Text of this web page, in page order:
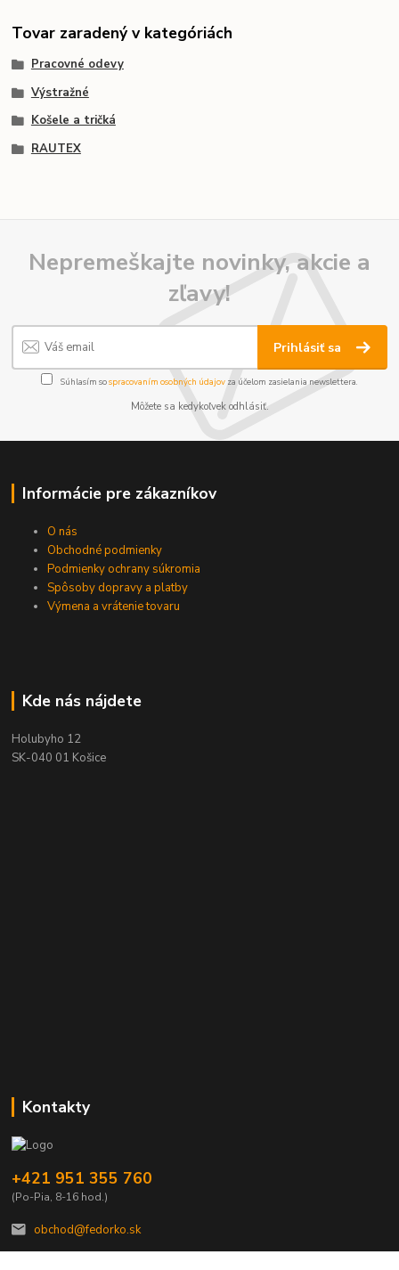
Tovar zaradený v kategóriách
Pracovné odevy
Výstražné
Košele a tričká
RAUTEX
Nepremeškajte novinky, akcie a
zľavy!
Prihlásiť sa
Súhlasím sospracovaním osobných údajov za účelom zasielania newslettera.
Môžete sa kedykoľvek odhlásiť.
Informácie pre zákazníkov
O nás
Obchodné podmienky
Podmienky ochrany súkromia
Spôsoby dopravy a platby
Výmena a vrátenie tovaru
Kde nás nájdete
Holubyho 12
SK-040 01 Košice
Kontakty
+421 951 355 760
(Po-Pia, 8-16 hod.)
obchod@fedorko.sk